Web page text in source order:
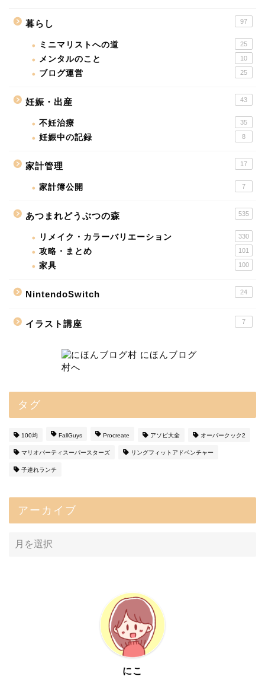
暮らし 97
ミニマリストへの道 25
メンタルのこと 10
ブログ運営 25
妊娠・出産 43
不妊治療 35
妊娠中の記録 8
家計管理 17
家計簿公開 7
あつまれどうぶつの森 535
リメイク・カラーバリエーション 330
攻略・まとめ 101
家具 100
NintendoSwitch 24
イラスト講座 7
タグ
100均 FallGuys Procreate アソビ大全 オーバークック2
マリオパーティスーパースターズ リングフィットアドベンチャー
子連れランチ
アーカイブ
にこ